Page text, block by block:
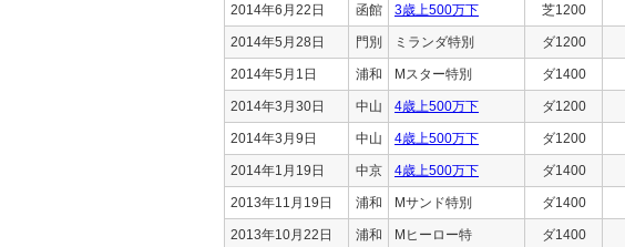
2014年6月22日 函館 3歳上500万下 芝1200
2014年5月28日 門別 ミランダ特別 ダ1200
2014年5月1日 浦和 Mスター特別 ダ1400
2014年3月30日 中山 4歳上500万下 ダ1200
2014年3月9日 中山 4歳上500万下 ダ1200
2014年1月19日 中京 4歳上500万下 ダ1400
2013年11月19日 浦和 Mサンド特別 ダ1400
2013年10月22日 浦和 Mヒーロー特 ダ1400